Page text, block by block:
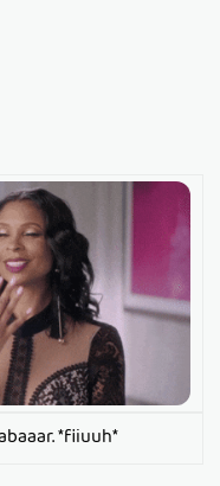
*fiiuuh*